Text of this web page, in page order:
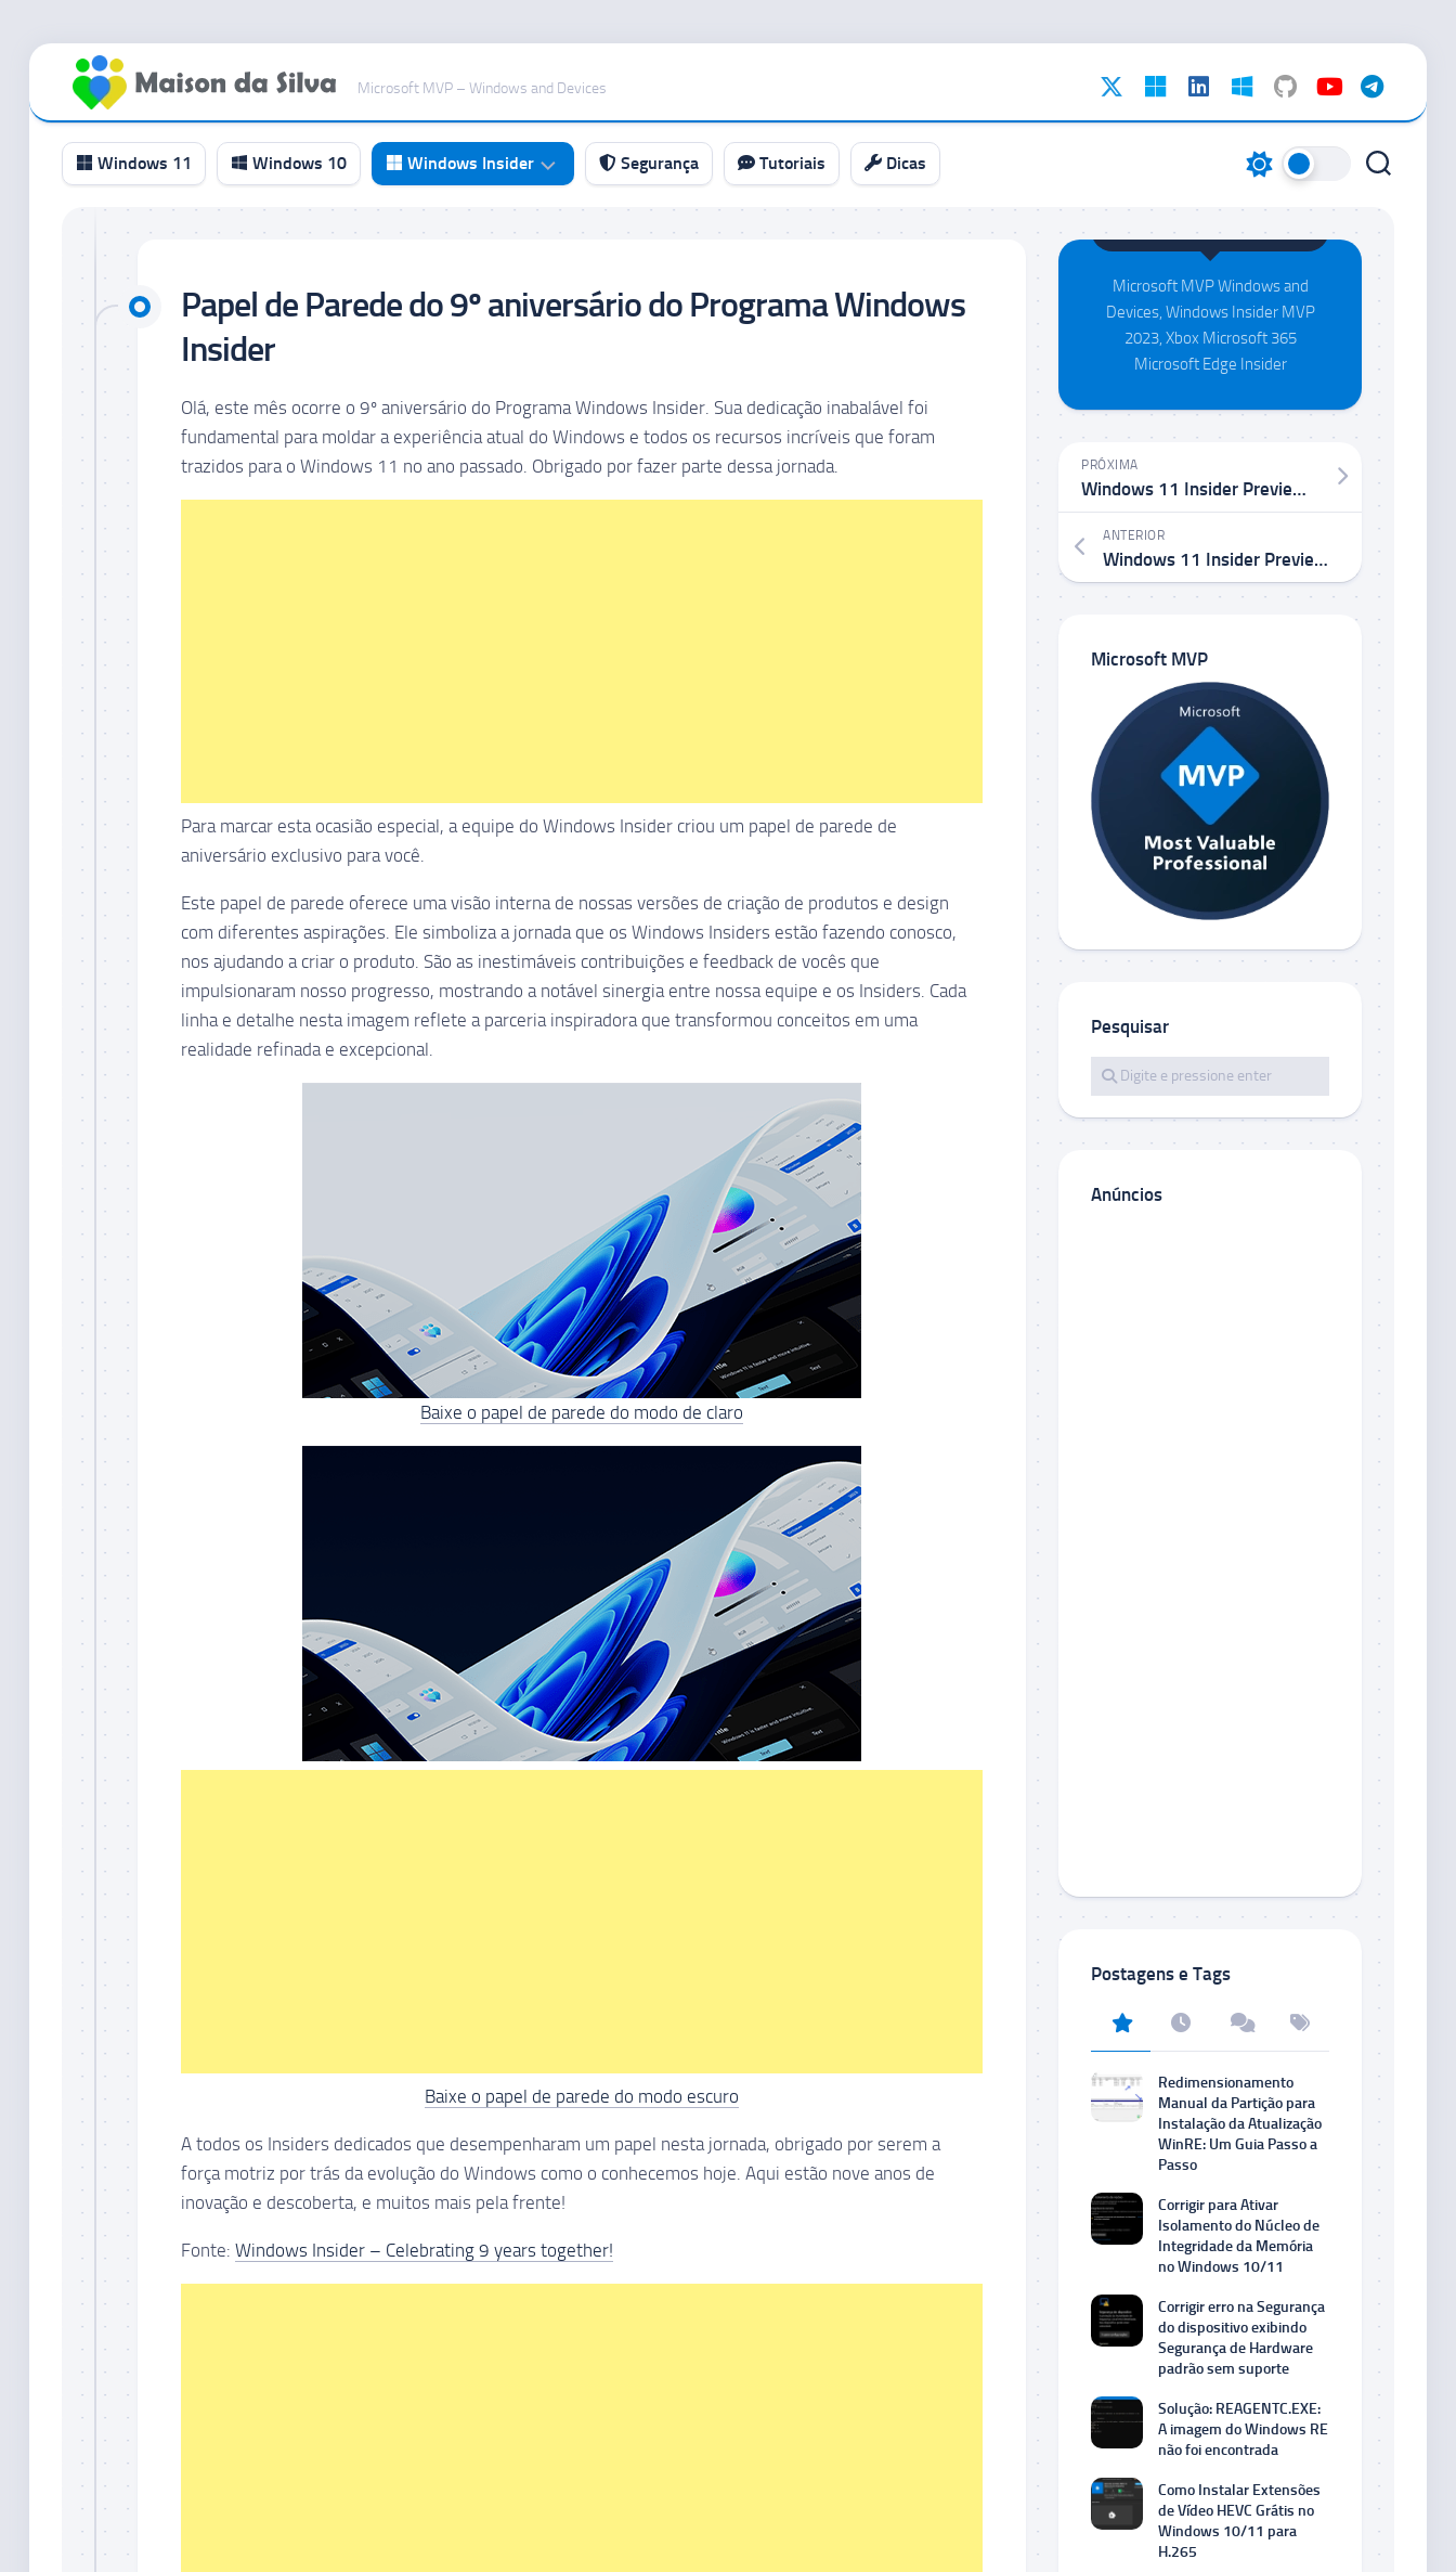
conteúdo
Microsoft MVP – Windows and Devices
Windows 11 Windows 10 Windows Insider
Canal
Canary
Segurança Tutoriais Dicas
Papel de Parede do 9º aniversário do Programa Windows
Insider
Olá, este mês ocorre o 9º aniversário do Programa Windows Insider. Sua dedicação inabalável foi
fundamental para moldar a experiência atual do Windows e todos os recursos incríveis que foram
trazidos para o Windows 11 no ano passado. Obrigado por fazer parte dessa jornada.
Para marcar esta ocasião especial, a equipe do Windows Insider criou um papel de parede de
aniversário exclusivo para você.
Este papel de parede oferece uma visão interna de nossas versões de criação de produtos e design
com diferentes aspirações. Ele simboliza a jornada que os Windows Insiders estão fazendo conosco,
nos ajudando a criar o produto. São as inestimáveis contribuições e feedback de vocês que
impulsionaram nosso progresso, mostrando a notável sinergia entre nossa equipe e os Insiders. Cada
linha e detalhe nesta imagem reflete a parceria inspiradora que transformou conceitos em uma
realidade refinada e excepcional.
Baixe o papel de parede do modo de claro
Baixe o papel de parede do modo escuro
A todos os Insiders dedicados que desempenharam um papel nesta jornada, obrigado por serem a
força motriz por trás da evolução do Windows como o conhecemos hoje. Aqui estão nove anos de
inovação e descoberta, e muitos mais pela frente!
Fonte: Windows Insider – Celebrating 9 years together!
Maison da Silva
Microsoft MVP Windows and
Devices, Windows Insider MVP
2023, Xbox Microsoft 365
Microsoft Edge Insider
PRÓXIMA
Windows 11 Insider Preview Build 23565 no Canal Dev
ANTERIOR
Windows 11 Insider Preview Build 22635.2419 KB5031463 no Canal Beta
Microsoft MVP
Pesquisar
Anúncios
Postagens e Tags
Redimensionamento
Manual da Partição para
Instalação da Atualização
WinRE: Um Guia Passo a
Passo
Corrigir para Ativar
Isolamento do Núcleo de
Integridade da Memória
no Windows 10/11
Corrigir erro na Segurança
do dispositivo exibindo
Segurança de Hardware
padrão sem suporte
Solução: REAGENTC.EXE:
A imagem do Windows RE
não foi encontrada
Como Instalar Extensões
de Vídeo HEVC Grátis no
Windows 10/11 para
H.265